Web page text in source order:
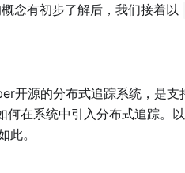
念有初步了解后，我们接着以
开源的分布式追踪系统，是支
何在系统中引入分布式追踪。
此。